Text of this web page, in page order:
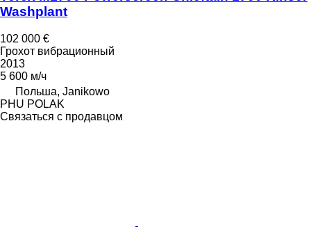
Washplant
102 000 €
Грохот вибрационный
2013
5 600 м/ч
Польша, Janikowo
PHU POLAK
Связаться с продавцом